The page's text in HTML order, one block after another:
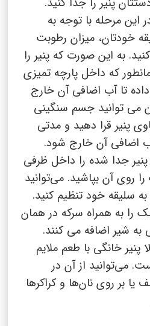
این مرحله با توجه به
خودتان، میزان رطوبت
به این صورت که پنیر را
که داخل پارچه تمیزی
تا آب اضافی آن خارج
می توانید جسم سنگینی
پنیر قرا دهید و مدتی
اضافی آن خارج شود.
پنیر جدا شده را داخل ظرفی
روی آن بپاشید. می‌توانید
سلیقه خود تنظیم کنید.
را به همراه سرکه در همان
به شیر اضافه می کنند.
پنیر خانگی با طعم ملایم
می‌توانید از آن در
یا بر روی نان‌ها و کراکر‌ها